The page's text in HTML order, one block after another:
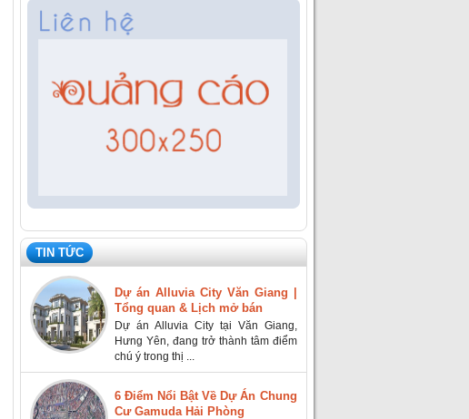
TIN TỨC
Dự án Alluvia City Văn Giang |
Tổng quan & Lịch mở bán
Dự án Alluvia City tại Văn Giang,
Hưng Yên, đang trở thành tâm điểm
chú ý trong thị ...
6 Điểm Nổi Bật Về Dự Án Chung
Cư Gamuda Hải Phòng